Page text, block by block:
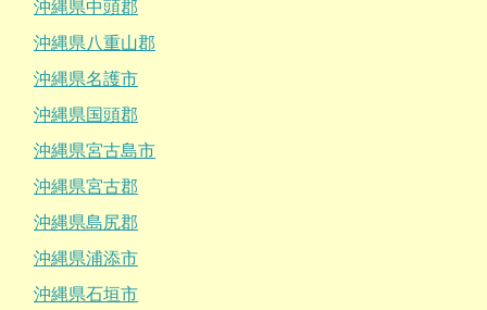
沖縄県中頭郡
沖縄県八重山郡
沖縄県名護市
沖縄県国頭郡
沖縄県宮古島市
沖縄県宮古郡
沖縄県島尻郡
沖縄県浦添市
沖縄県石垣市